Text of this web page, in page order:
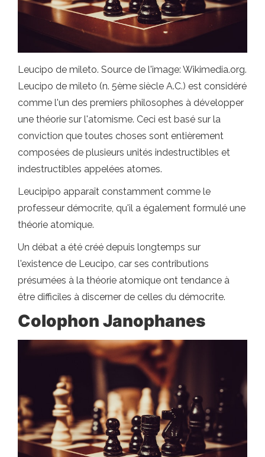
Leucipo de mileto. Source de l'image: Wikimedia.org.
Leucipo de mileto (n. 5ème siècle A.C.) est considéré
comme l'un des premiers philosophes à développer
une théorie sur l'atomisme. Ceci est basé sur la
conviction que toutes choses sont entièrement
composées de plusieurs unités indestructibles et
indestructibles appelées atomes.
Leucipipo apparaît constamment comme le
professeur démocrite, qu'il a également formulé une
théorie atomique.
Un débat a été créé depuis longtemps sur
l'existence de Leucipo, car ses contributions
présumées à la théorie atomique ont tendance à
être difficiles à discerner de celles du démocrite.
Colophon Janophanes